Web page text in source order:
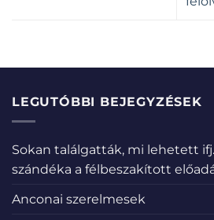
LEGUTÓBBI BEJEGYZÉSEK
Sokan találgatták, mi lehetett
szándéka a félbeszakított
Anconai szerelmesek